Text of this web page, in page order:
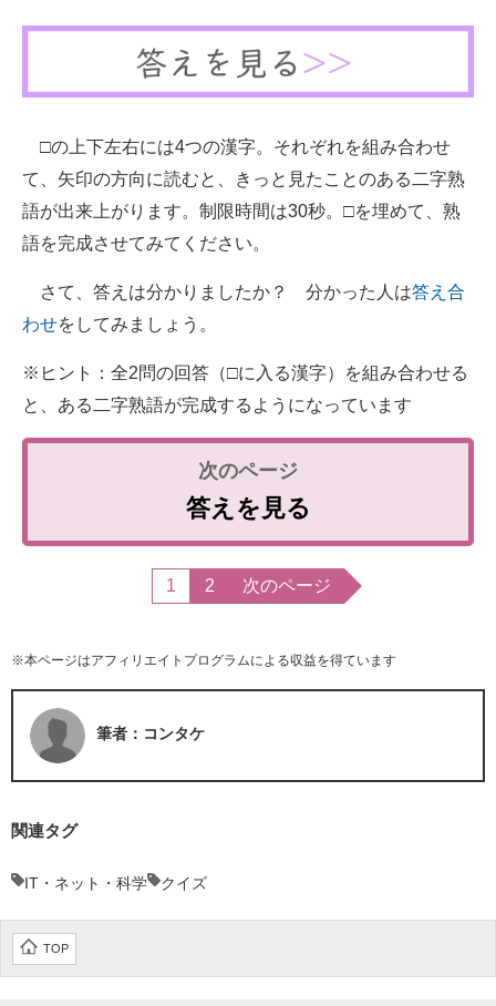
ITエンジニア向け専門サイト
製造業のIT導入・活用を支援
モノづくり技術者専門サイト
エレクトロニクス専門サイト
エネルギーの専門メディア
建設×テクノロジーの最前線
ちょっと気になるネットの話題
□の上下左右には4つの漢字。それぞれを組み合わせ
て、矢印の方向に読むと、きっと見たことのある二字熟
語が出来上がります。制限時間は30秒。□を埋めて、熟
語を完成させてみてください。
さて、答えは分かりましたか？ 分かった人は答え合
わせをしてみましょう。
※ヒント：全2問の回答（□に入る漢字）を組み合わせる
と、ある二字熟語が完成するようになっています
答えを見る
1 2 次のページ
※本ページはアフィリエイトプログラムによる収益を得ています
筆者：コンタケ
関連タグ
IT・ネット・科学 クイズ
TOP